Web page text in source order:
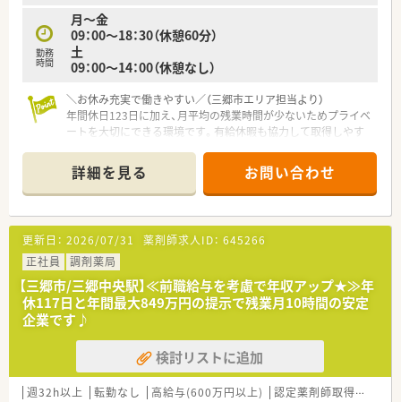
勤務
時間
月～金
09：00～18：30（休憩60分）
土
09：00～14：00（休憩なし）
＼お休み充実で働きやすい／（三郷市エリア担当より）
年間休日123日に加え、月平均の残業時間が少ないためプライベ
ートを大切にできる環境です。有給休暇も協力して取得しやす
＊------------------------------------------＊
【店舗情報と応需状況について】
■最寄り駅である三郷中央駅から徒歩3分と非常にアクセス良好
な立地にて、地域の患者さまへ医療を提供しております。
■内科や耳鼻科をはじめとする多科目を応需しており、1日の処
方箋応需枚数は平均130枚から140枚の環境です。
■勤務者数は常勤薬剤師4名とパート薬剤師3名に加え、事務ス
タッフが3名在籍してチームで業務を分担しています。
【求人情報について】
■年収はご経験などを考慮し400万円から600万円の範囲で決定
され、年に2回の賞与や年1回の昇給制度が用意されています。
■年間休日は123日確保されており、日曜日と祝日のお休みに加
えてシフトによるお休みをしっかりと取得可能な環境です。
詳細を見る お問い合わせ
更新日： 2026/07/31 薬剤師求人ID： 645266
正社員
調剤薬局
【三郷市/三郷中央駅】≪前職給与を考慮で年収アップ★≫年
休117日と年間最大849万円の提示で残業月10時間の安定
企業です♪
検討リストに追加
週32h以上 転勤なし 高給与(600万円以上) 認定薬剤師取得支援あり